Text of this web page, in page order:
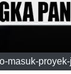
masuk-